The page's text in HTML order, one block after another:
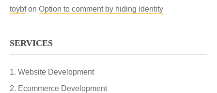
toybfon Option to comment by hiding identity
SERVICES
Website Development
Ecommerce Development